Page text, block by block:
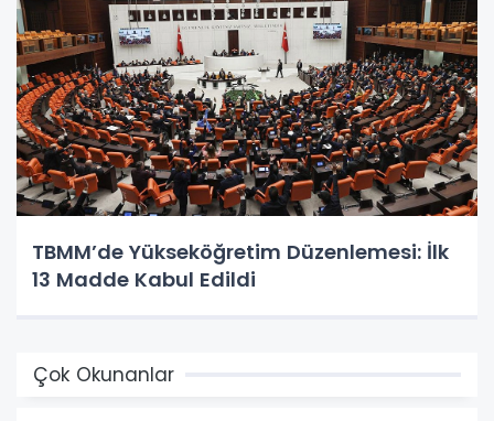
TBMM’de Yükseköğretim Düzenlemesi: İlk
13 Madde Kabul Edildi
Çok Okunanlar